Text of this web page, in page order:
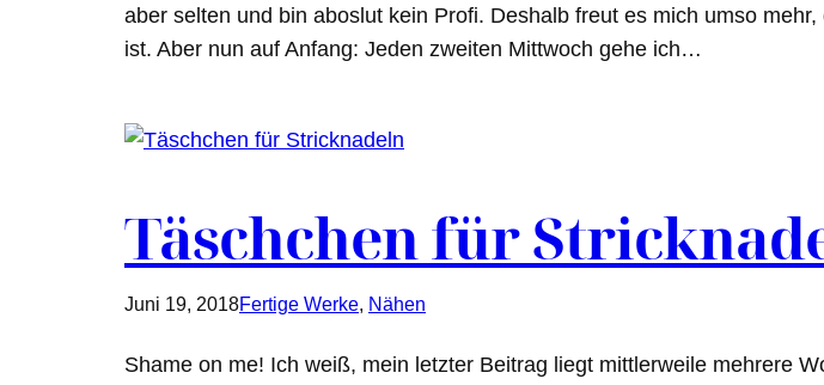
aber selten und bin aboslut kein Profi. Deshalb freut es mich umso
ist. Aber nun auf Anfang: Jeden zweiten Mittwoch gehe ich…
Täschchen für
Juni 19, 2018Fertige Werke, Nähen
Shame on me! Ich weiß, mein letzter Beitrag liegt mittlerweile mehrere